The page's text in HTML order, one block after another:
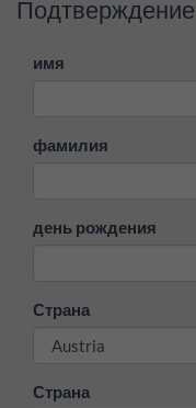
имя
фамилия
день рождения
Страна
Страна